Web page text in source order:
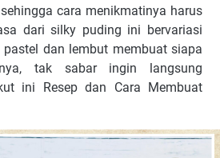
cara menikmatinya harus
dari silky puding ini bervariasi
dan lembut membuat siapa
tak sabar ingin langsung
ini Resep dan Cara Membuat